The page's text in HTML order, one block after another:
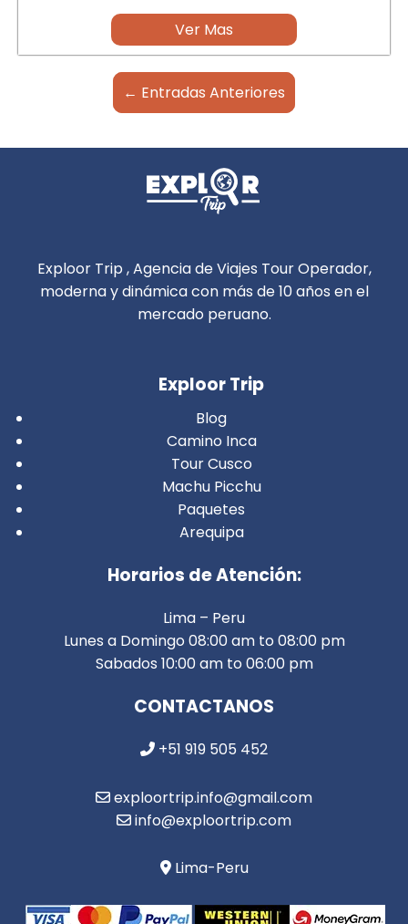
Ver Mas
← Entradas Anteriores
Exploor Trip , Agencia de Viajes Tour Operador,
moderna y dinámica con más de 10 años en el
mercado peruano.
Exploor Trip
Blog
Camino Inca
Tour Cusco
Machu Picchu
Paquetes
Arequipa
Horarios de Atención:
Lima – Peru
Lunes a Domingo 08:00 am to 08:00 pm
Sabados 10:00 am to 06:00 pm
CONTACTANOS
+51 919 505 452
exploortrip.info@gmail.com
info@exploortrip.com
Lima-Peru